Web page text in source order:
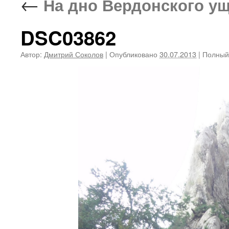
На дно Вердонского
DSC03862
Автор: Дмитрий Соколов | Опубликовано 30.07.2013 |